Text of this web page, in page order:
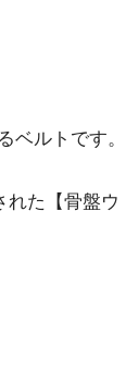
ベルト です。
れた【骨盤ウ